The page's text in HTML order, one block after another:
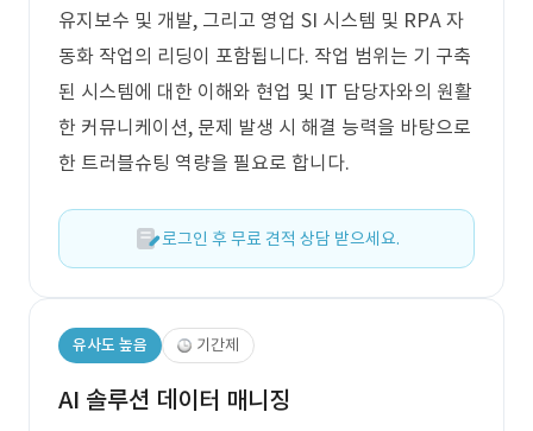
유지보수 및 개발, 그리고 영업 SI 시스템 및 RPA 자
동화 작업의 리딩이 포함됩니다. 작업 범위는 기 구축
된 시스템에 대한 이해와 현업 및 IT 담당자와의 원활
한 커뮤니케이션, 문제 발생 시 해결 능력을 바탕으로
한 트러블슈팅 역량을 필요로 합니다.
로그인 후 무료 견적 상담 받으세요.
유사도 높음 기간제
AI 솔루션 데이터 매니징